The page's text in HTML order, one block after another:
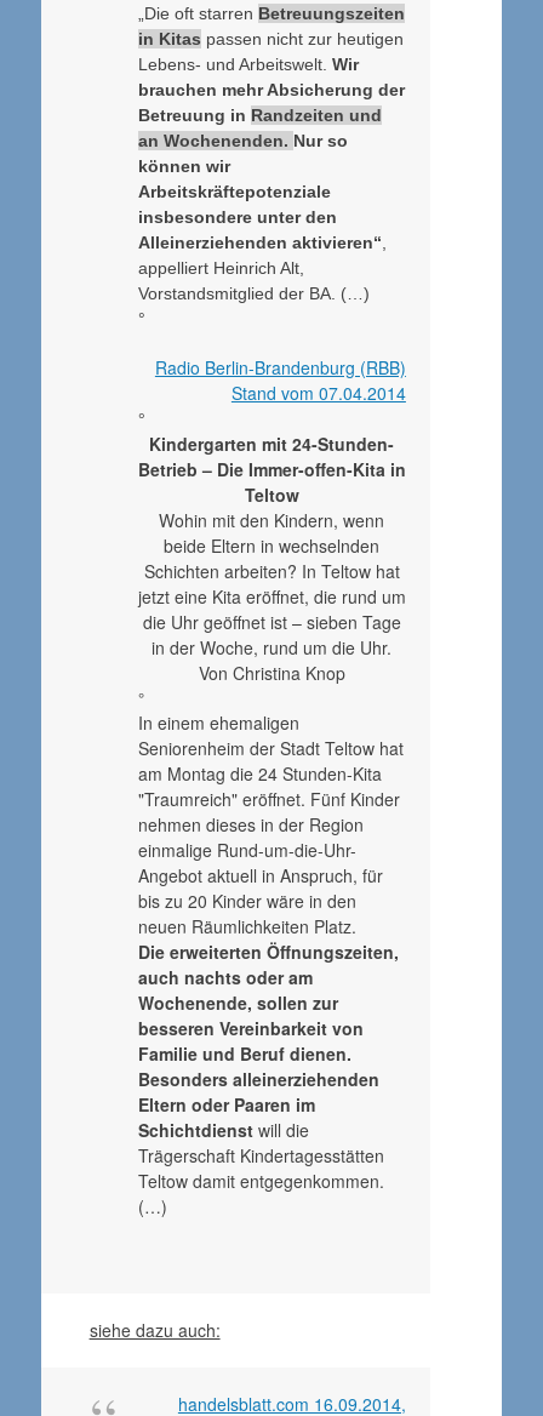
„Die oft starren Betreuungszeiten
in Kitas passen nicht zur heutigen
Lebens- und Arbeitswelt. Wir
brauchen mehr Absicherung der
Betreuung in Randzeiten und
an Wochenenden. Nur so
können wir
Arbeitskräftepotenziale
insbesondere unter den
Alleinerziehenden aktivieren“
appelliert Heinrich Alt,
Vorstandsmitglied der BA. (…)
°
Radio Berlin-Brandenburg (RBB)
Stand vom 07.04.2014
°
Kindergarten mit 24-Stunden-
Betrieb – Die Immer-offen-Kita in
Teltow
Wohin mit den Kindern, wenn
beide Eltern in wechselnden
Schichten arbeiten? In Teltow hat
jetzt eine Kita eröffnet, die rund um
die Uhr geöffnet ist – sieben Tage
in der Woche, rund um die Uhr.
Von Christina Knop
°
In einem ehemaligen
Seniorenheim der Stadt Teltow hat
am Montag die 24 Stunden-Kita
"Traumreich" eröffnet. Fünf Kinder
nehmen dieses in der Region
einmalige Rund-um-die-Uhr-
Angebot aktuell in Anspruch, für
bis zu 20 Kinder wäre in den
neuen Räumlichkeiten Platz.
Die erweiterten Öffnungszeiten,
auch nachts oder am
Wochenende, sollen zur
besseren Vereinbarkeit von
Familie und Beruf dienen.
Besonders alleinerziehenden
Eltern oder Paaren im
Schichtdienstwill die
Trägerschaft Kindertagesstätten
Teltow damit entgegenkommen.
(…)
siehe dazu auch:
handelsblatt.com 16.09.2014,